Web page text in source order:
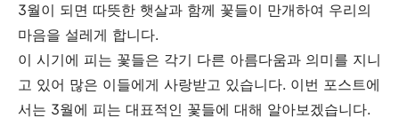
3월이 되면 따뜻한 햇살과 함께 꽃들이 만개하여 우리의
마음을 설레게 합니다.
이 시기에 피는 꽃들은 각기 다른 아름다움과 의미를 지니
고 있어 많은 이들에게 사랑받고 있습니다. 이번 포스트에
서는 3월에 피는 대표적인 꽃들에 대해 알아보겠습니다.